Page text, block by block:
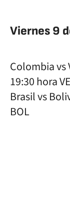
Viernes 9
Colombia vs
19:30 hora
Brasil vs
BOL